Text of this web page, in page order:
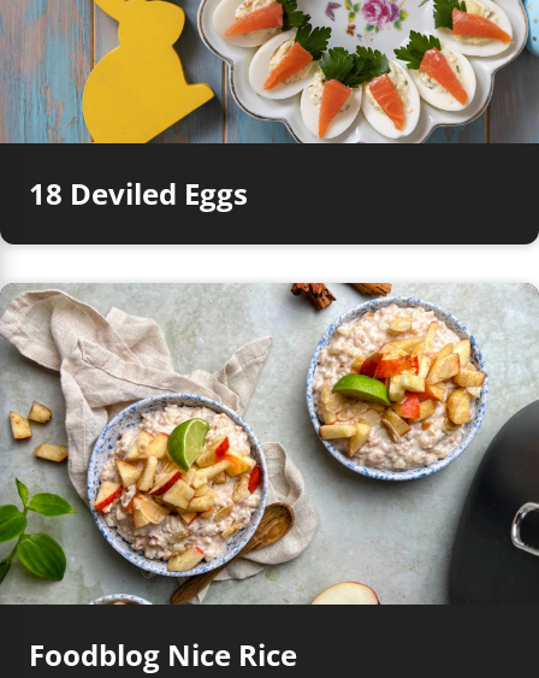
18 Deviled Eggs
Foodblog Nice Rice